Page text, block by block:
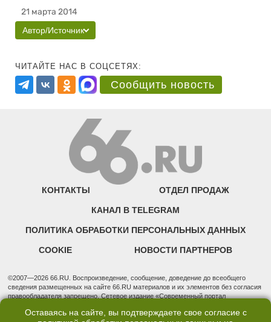
21 марта 2014
Автор/Источник
ЧИТАЙТЕ НАС В СОЦСЕТЯХ:
Сообщить новость
КОНТАКТЫ ОТДЕЛ ПРОДАЖ
КАНАЛ В TELEGRAM
ПОЛИТИКА ОБРАБОТКИ ПЕРСОНАЛЬНЫХ ДАННЫХ
COOKIE НОВОСТИ ПАРТНЕРОВ
©2007—2026 66.RU. Воспроизведение, сообщение, доведение до всеобщего
сведения размещенных на сайте 66.RU материалов и их элементов без согласия
правообладателя запрещено. Сетевое издание «Современный портал
надзору в сфере связи, информационных технологий и массовых коммуникаций
Оставаясь на сайте, вы подтверждаете свое согласие с